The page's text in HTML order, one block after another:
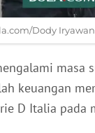
Dody
masa
keuangan
D Italia pada